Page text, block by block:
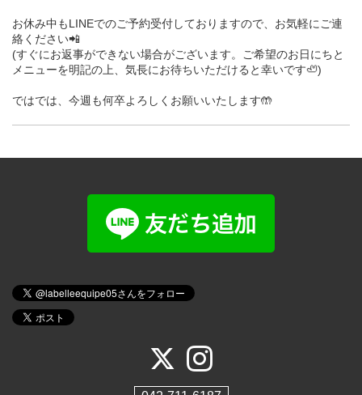
お休み中もLINEでのご予約受付しておりますので、お気軽にご連
絡ください📲
(すぐにお返事ができない場合がございます。ご希望のお日にちと
メニューを明記の上、気長にお待ちいただけると幸いです🦥)
ではでは、今週も何卒よろしくお願いいたします🤲